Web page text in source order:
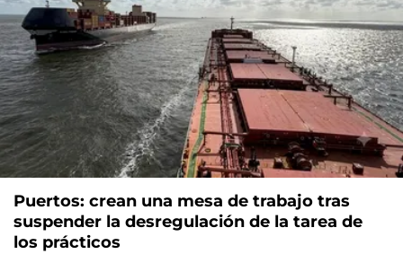
Puertos: crean una mesa de trabajo tras
suspender la desregulación de la tarea de
los prácticos